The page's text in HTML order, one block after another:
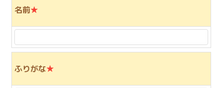
名前★
ふりがな★